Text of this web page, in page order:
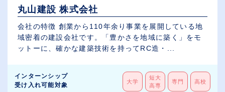
丸山建設 株式会社
会社の特徴 創業から110年余り事業を展開している地
域密着の建設会社です。「豊かさを地域に築く」をモ
ットーに、確かな建築技術を持ってRC造・...
インターンシップ
受け入れ可能対象
大学
短大
高専
専門 高校